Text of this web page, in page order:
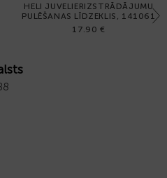
HELI JUVELIERIZSTRĀDĀJUMU
PULĒŠANAS LĪDZEKLIS, 141061
17.90 €
Next